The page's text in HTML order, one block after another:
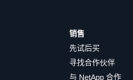
销售
先试后买
寻找合作伙伴
与 NetApp 合作